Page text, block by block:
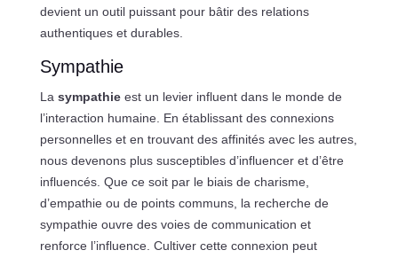
devient un outil puissant pour bâtir des relations
authentiques et durables.
Sympathie
La sympathieest un levier influent dans le monde de
l’interaction humaine. En établissant des connexions
personnelles et en trouvant des affinités avec les autres,
nous devenons plus susceptibles d’influencer et d’être
influencés. Que ce soit par le biais de charisme,
d’empathie ou de points communs, la recherche de
sympathie ouvre des voies de communication et
renforce l’influence. Cultiver cette connexion peut